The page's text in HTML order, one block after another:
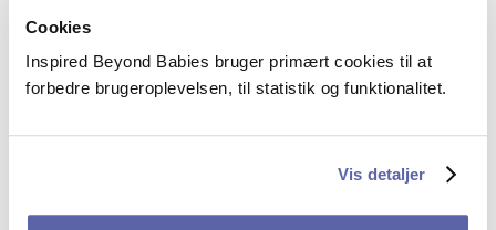
Cookies
Inspired Beyond Babies bruger primært cookies til at
forbedre brugeroplevelsen, til statistik og funktionalitet.
Vis detaljer
Telefon:+45 5385 5351